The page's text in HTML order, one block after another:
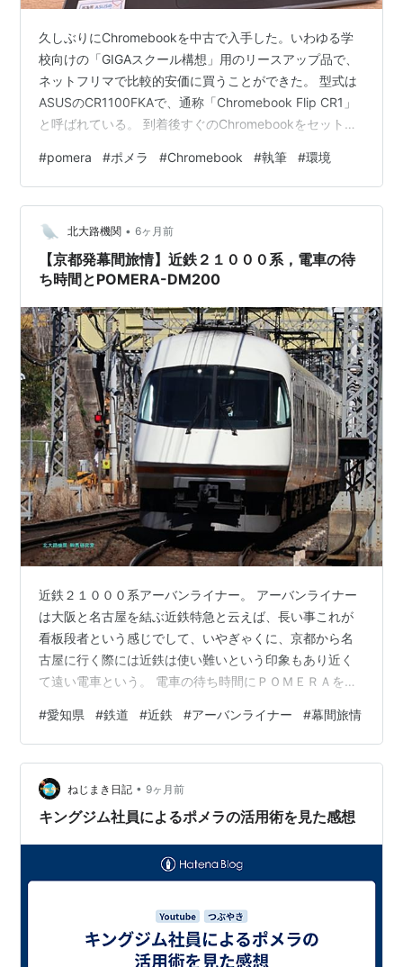
久しぶりにChromebookを中古で入手した。いわゆる学
校向けの「GIGAスクール構想」用のリースアップ品で、
ネットフリマで比較的安価に買うことができた。 型式は
ASUSのCR1100FKAで、通称「Chromebook Flip CR1」
と呼ばれている。 到着後すぐのChromebookをセットア
上げることよりも、スマートフォンでは難しいブログの
編集や装飾をスムーズに行いたいという思いから、フル
ブラウザが必要だった。スマートフォンのブラウザで
は、対応できない操作が多かったからだ。 中古の
Windowsパソコンでもよかったのだが、…
#pomera #ポメラ #Chromebook #執筆 #環境
北大路機関 • 6ヶ月前
【京都発幕間旅情】近鉄２１０００系，電車の待
ち時間とPOMERA-DM200
近鉄２１０００系アーバンライナー。 アーバンライナー
は大阪と名古屋を結ぶ近鉄特急と云えば、長い事これが
看板段者という感じでして、いやぎゃくに、京都から名
古屋に行く際には近鉄は使い難いという印象もあり近く
て遠い電車という。 電車の待ち時間にＰＯＭＥＲＡをつ
か思うのは今使っているＤＭ－２００ってバッテリーが
弱いよなあ、と言うところです。劣化が早い、と言うべ
きでしょうか。 POMERA,まえつかっていたＤＭ－１００
は電池、単三電池で二週間くらいは大丈夫でしたが、Ｄ
Ｍ－２００にしてからしっかり使っているとその日のう
#愛知県 #鉄道 #近鉄 #アーバンライナー #幕間旅情
ねじまき日記 • 9ヶ月前
キングジム社員によるポメラの活用術を見た感想